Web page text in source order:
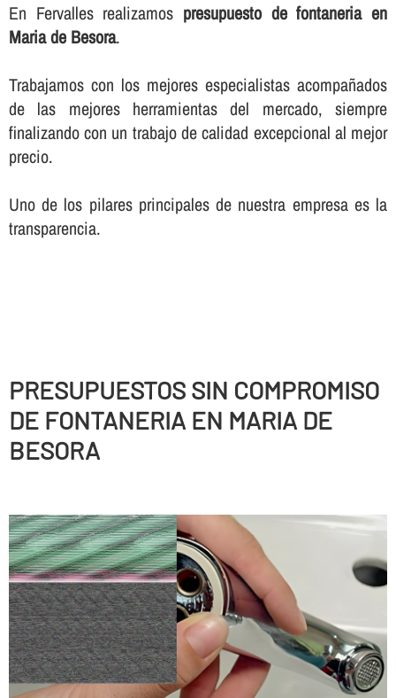
En Fervalles realizamos presupuesto de fontaneria en
Maria de Besora.
Trabajamos con los mejores especialistas acompañados
de las mejores herramientas del mercado, siempre
finalizando con un trabajo de calidad excepcional al mejor
precio.
Uno de los pilares principales de nuestra empresa es la
transparencia.
PRESUPUESTOS SIN COMPROMISO
DE FONTANERIA EN MARIA DE
BESORA